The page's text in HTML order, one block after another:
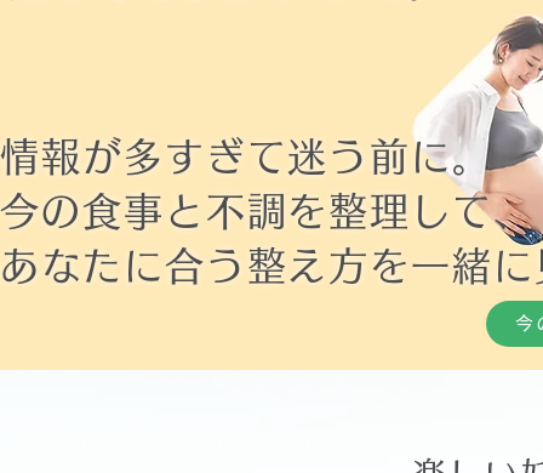
情報が多すぎて迷う前に。
今の食事と不調を整理して、
あなたに合う整え方を一緒
今